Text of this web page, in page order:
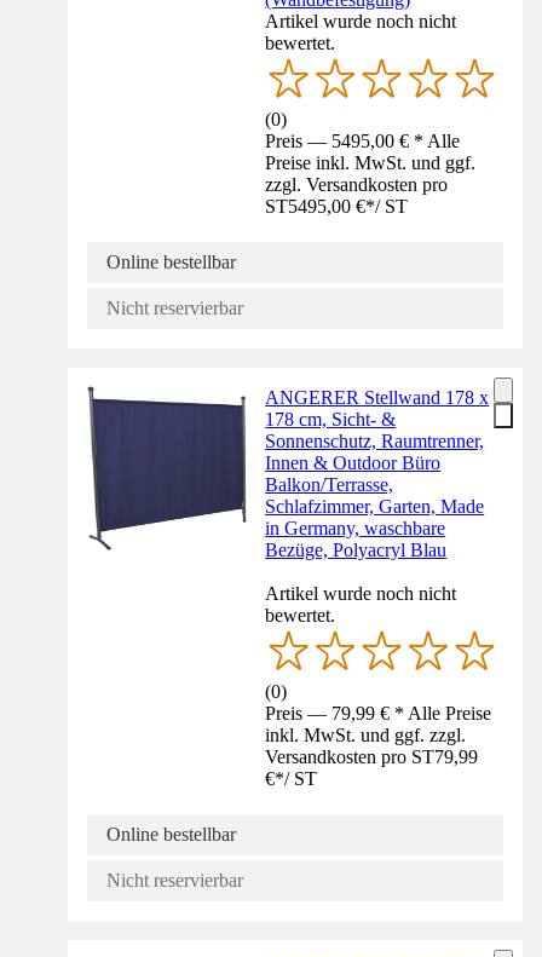
Artikel wurde noch nicht
bewertet.
(0)
Preis — 5495,00 € * Alle
Preise inkl. MwSt. und ggf.
zzgl. Versandkosten pro
ST5495,00 €*/ ST
Online bestellbar
Nicht reservierbar
ANGERER Stellwand 178 x
178 cm, Sicht- &
Sonnenschutz, Raumtrenner,
Innen & Outdoor Büro
Balkon/Terrasse,
Schlafzimmer, Garten, Made
in Germany, waschbare
Bezüge, Polyacryl Blau
Artikel wurde noch nicht
bewertet.
(0)
Preis — 79,99 € * Alle Preise
inkl. MwSt. und ggf. zzgl.
Versandkosten pro ST79,99
€*/ ST
Online bestellbar
Nicht reservierbar